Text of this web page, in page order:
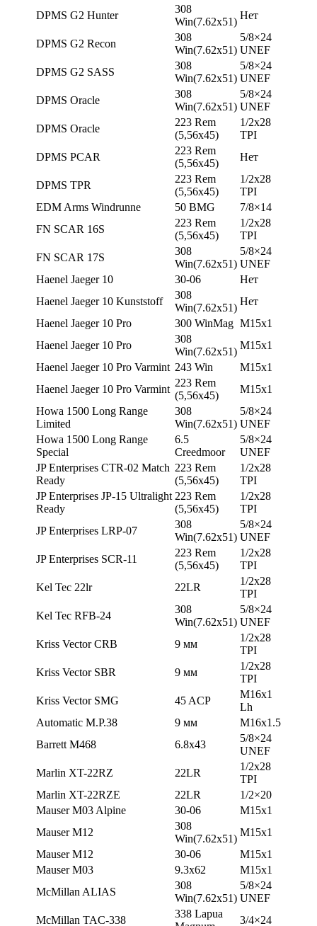
DPMS G2 Hunter
308
Win(7.62х51)
Нет
DPMS G2 Recon
308
Win(7.62х51)
5/8×24
UNEF
DPMS G2 SASS
308
Win(7.62х51)
5/8×24
UNEF
DPMS Oracle
308
Win(7.62х51)
5/8×24
UNEF
DPMS Oracle
223 Rem
(5,56х45)
1/2х28
TPI
DPMS PCAR
223 Rem
(5,56х45)
Нет
DPMS TPR
223 Rem
(5,56х45)
1/2х28
TPI
EDM Arms Windrunne
50 BMG
7/8×14
FN SCAR 16S
223 Rem
(5,56х45)
1/2х28
TPI
FN SCAR 17S
308
Win(7.62х51)
5/8×24
UNEF
Haenel Jaeger 10
30-06
Нет
Haenel Jaeger 10 Kunststoff
308
Win(7.62х51)
Нет
Haenel Jaeger 10 Pro
300 WinMag М15х1
Haenel Jaeger 10 Pro
308
Win(7.62х51)
М15х1
Haenel Jaeger 10 Pro Varmint 243 Win
М15х1
Haenel Jaeger 10 Pro Varmint
223 Rem
(5,56х45)
М15х1
Howa 1500 Long Range
Limited
308
Win(7.62х51)
5/8×24
UNEF
Howa 1500 Long Range
Special
6.5
Creedmoor
5/8×24
UNEF
JP Enterprises CTR-02 Match
Ready
223 Rem
(5,56х45)
1/2х28
TPI
JP Enterprises JP-15 Ultralight
Ready
223 Rem
(5,56х45)
1/2х28
TPI
JP Enterprises LRP-07
308
Win(7.62х51)
5/8×24
UNEF
JP Enterprises SCR-11
223 Rem
(5,56х45)
1/2х28
TPI
Kel Tec 22lr
22LR
1/2х28
TPI
Kel Tec RFB-24
308
Win(7.62х51)
5/8×24
UNEF
Kriss Vector CRB
9 мм
1/2х28
TPI
Kriss Vector SBR
9 мм
1/2х28
TPI
Kriss Vector SMG
45 ACP
M16x1
Lh
Automatic M.P.38
9 мм
M16x1.5
Barrett M468
6.8х43
5/8×24
UNEF
Marlin XT-22RZ
22LR
1/2х28
TPI
Marlin XT-22RZE
22LR
1/2×20
Mauser M03 Alpine
30-06
М15х1
Mauser M12
308
Win(7.62х51)
М15х1
Mauser M12
30-06
М15х1
Mauser М03
9.3х62
М15х1
McMillan ALIAS
308
Win(7.62х51)
5/8×24
UNEF
McMillan TAC-338
338 Lapua
3/4×24